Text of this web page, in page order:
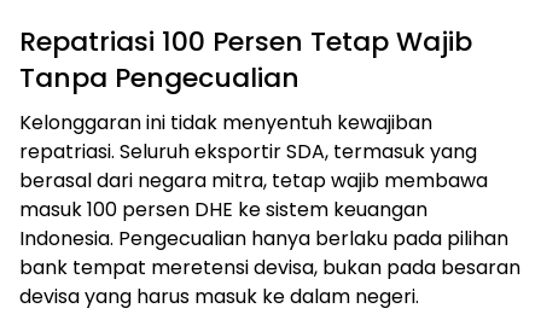
Repatriasi 100 Persen Tetap Wajib
Tanpa Pengecualian
Kelonggaran ini tidak menyentuh kewajiban
repatriasi. Seluruh eksportir SDA, termasuk yang
berasal dari negara mitra, tetap wajib membawa
masuk 100 persen DHE ke sistem keuangan
Indonesia. Pengecualian hanya berlaku pada pilihan
bank tempat meretensi devisa, bukan pada besaran
devisa yang harus masuk ke dalam negeri.